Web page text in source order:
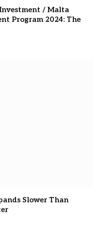
/ Malta
Program 2024: The
Slower Than